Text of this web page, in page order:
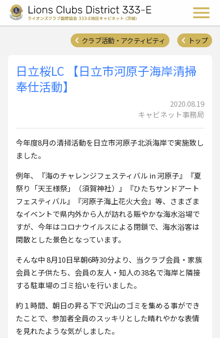
ライオンズクラ
トップ
クラブ活動・アクティビティ
日立桜LC 【日立市河原子海岸清掃
奉仕活動】
2020.08.19
キャビネット事務局
今年度8月の清掃活動を日立市河原子北浜海岸で実施致し
ました。
例年、『海のチャレンジフェスティバル in 河原子』『夏
祭り「天王様祭」（須賀神社）』『ひたちサンドアート
フェスティバル』『河原子海上花火大会』等、さまざま
なイベントで県内外から人が訪れる賑やかな海水浴場で
すが、今年はコロナウイルスによる閉鎖で、海水浴客は
閑散とした景色となっています。
そんな中 8月10日早朝6時30分より、当クラブ会員・家族
会員と子供たち、会員の友人・知人の38名で海岸と隣接
する駐車場のゴミ拾いを行いました。
約１時間、朝日の昇る下で沢山のゴミを集める事ができ
たことで、参加者全員のスッキリとした晴れやかな表情
を見れたような気がしました。